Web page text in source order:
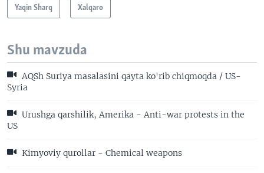
Yaqin Sharq Xalqaro
Shu mavzuda
AQSh Suriya masalasini qayta ko'rib chiqmoqda / US-
Syria
Urushga qarshilik, Amerika - Anti-war protests in the
US
Kimyoviy qurollar - Chemical weapons